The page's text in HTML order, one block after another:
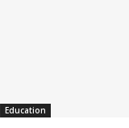
Education